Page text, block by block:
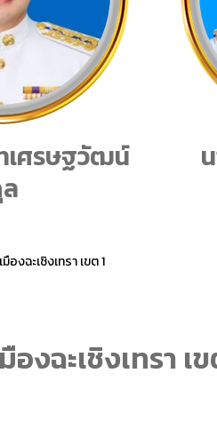
เศรษฐวัฒน์
งฉะเชิงเทรา เขต 1
งฉะเชิงเทรา เ